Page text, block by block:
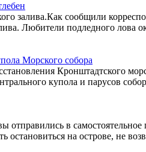
залива.Как сообщили
Любители подледного лова
Морского собора
Кронштадтского
купола и парусов
отправились в
на острове, не